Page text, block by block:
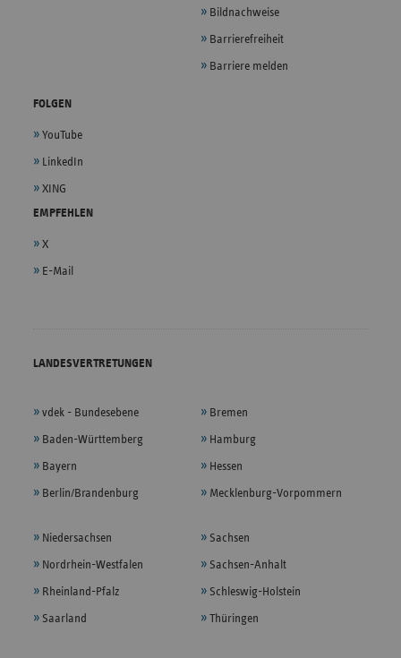
Bildnachweise
Barrierefreiheit
Barriere melden
FOLGEN
YouTube
LinkedIn
XING
EMPFEHLEN
X
E-Mail
LANDESVERTRETUNGEN
vdek - Bundesebene
Baden-Württemberg
Bayern
Berlin/Brandenburg
Bremen
Hamburg
Hessen
Mecklenburg-Vorpommern
Niedersachsen
Nordrhein-Westfalen
Rheinland-Pfalz
Saarland
Sachsen
Sachsen-Anhalt
Schleswig-Holstein
Thüringen